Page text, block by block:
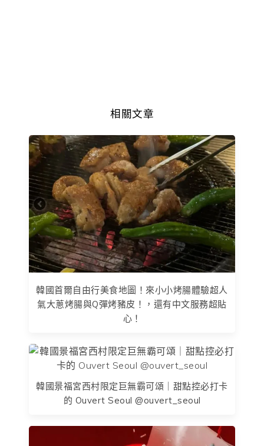
相關文章
韓國首爾自由行美食地圖！來小小烤腸體驗超人
氣大蔥烤腸與Q彈烤豬皮！，還有中文服務超貼
心！
韓國景福宮西村限定巨無霸可頌｜甜點控必打卡
的 Ouvert Seoul @ouvert_seoul